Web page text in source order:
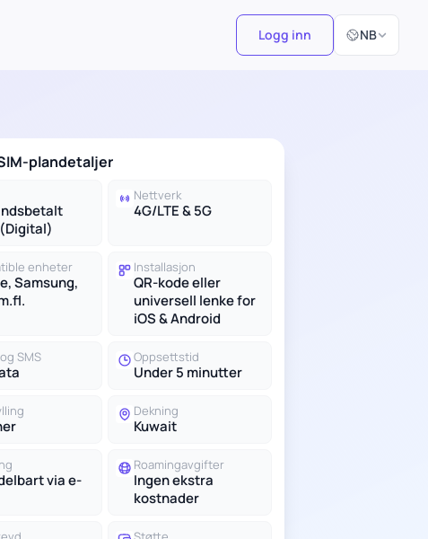
Logg inn NB
Velg språk
plandetaljer
Nettverk
4G/LTE & 5G
enheter
Samsung,
Installasjon
QR-kode eller
universell lenke for
iOS & Android
SMS Oppsettstid
Under 5 minutter
Dekning
Kuwait
via e-
Roamingavgifter
Ingen ekstra
kostnader